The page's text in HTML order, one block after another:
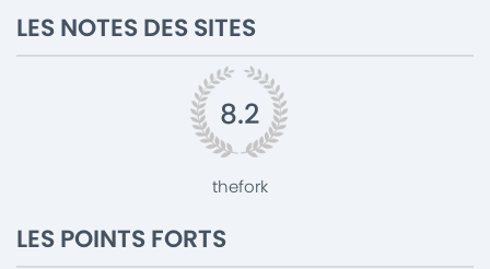
LES NOTES DES SITES
8.2
thefork
LES POINTS FORTS